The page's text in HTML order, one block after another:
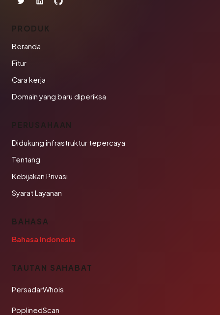
PRODUK
Beranda
Fitur
Cara kerja
Domain yang baru diperiksa
PERUSAHAAN
Didukung infrastruktur tepercaya
Tentang
Kebijakan Privasi
Syarat Layanan
BAHASA
Bahasa Indonesia
TAUTAN SAHABAT
PersadarWhois
PoplinedScan